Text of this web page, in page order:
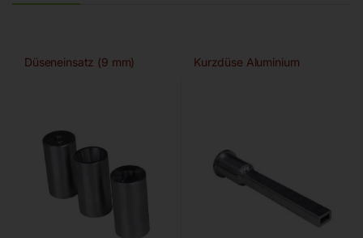
Düseneinsatz (9 mm) Kurzdüse Aluminium